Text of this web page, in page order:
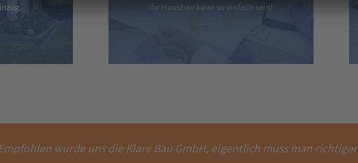
Ihr Hausbau kann so einfach sein!
wurde uns die Klare Bau GmbH, eigentlich muss man